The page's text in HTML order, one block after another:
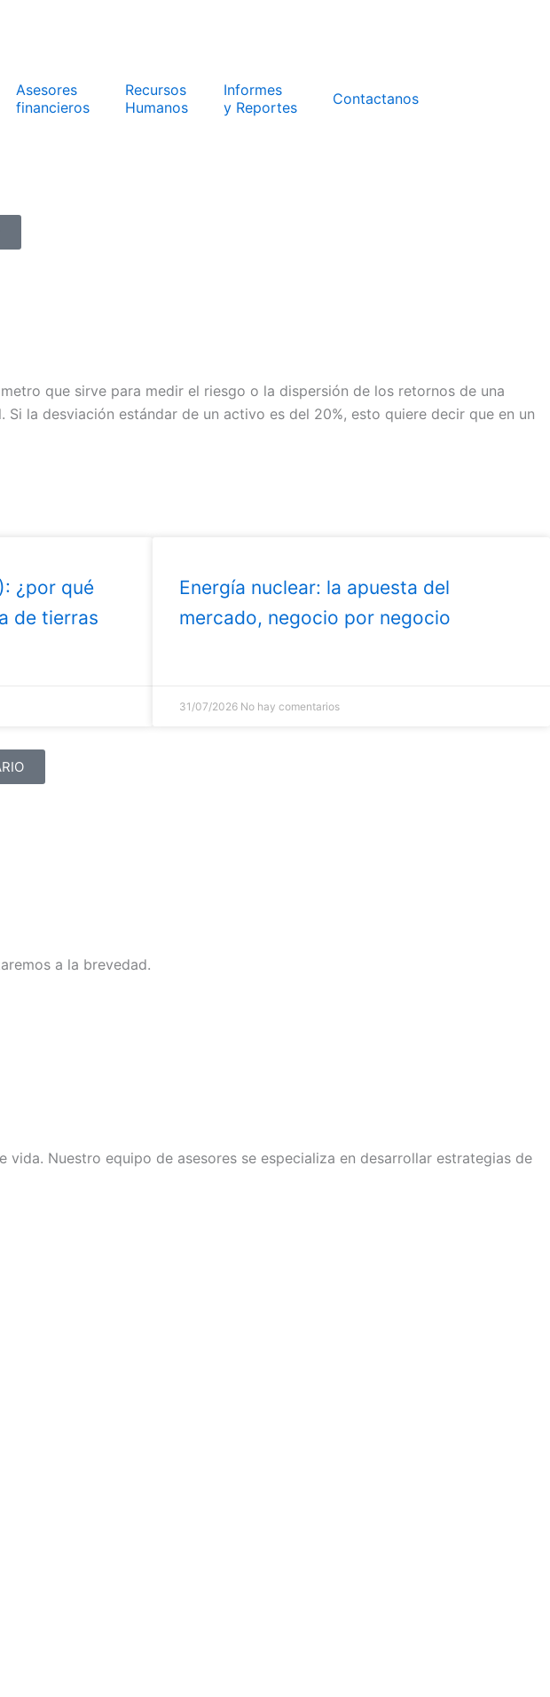
Asesores
financieros
Recursos
Humanos
Informes
y Reportes
Contactanos
que sirve para medir el riesgo o la dispersión de los retornos de una
la desviación estándar de un activo es del 20%, esto quiere decir que en un
¿por qué
de tierras
Energía nuclear: la apuesta del
mercado, negocio por negocio
31/07/2026 No hay comentarios
a la brevedad.
Nuestro equipo de asesores se especializa en desarrollar estrategias de